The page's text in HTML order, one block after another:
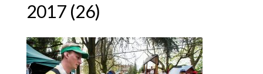
2017 (26)